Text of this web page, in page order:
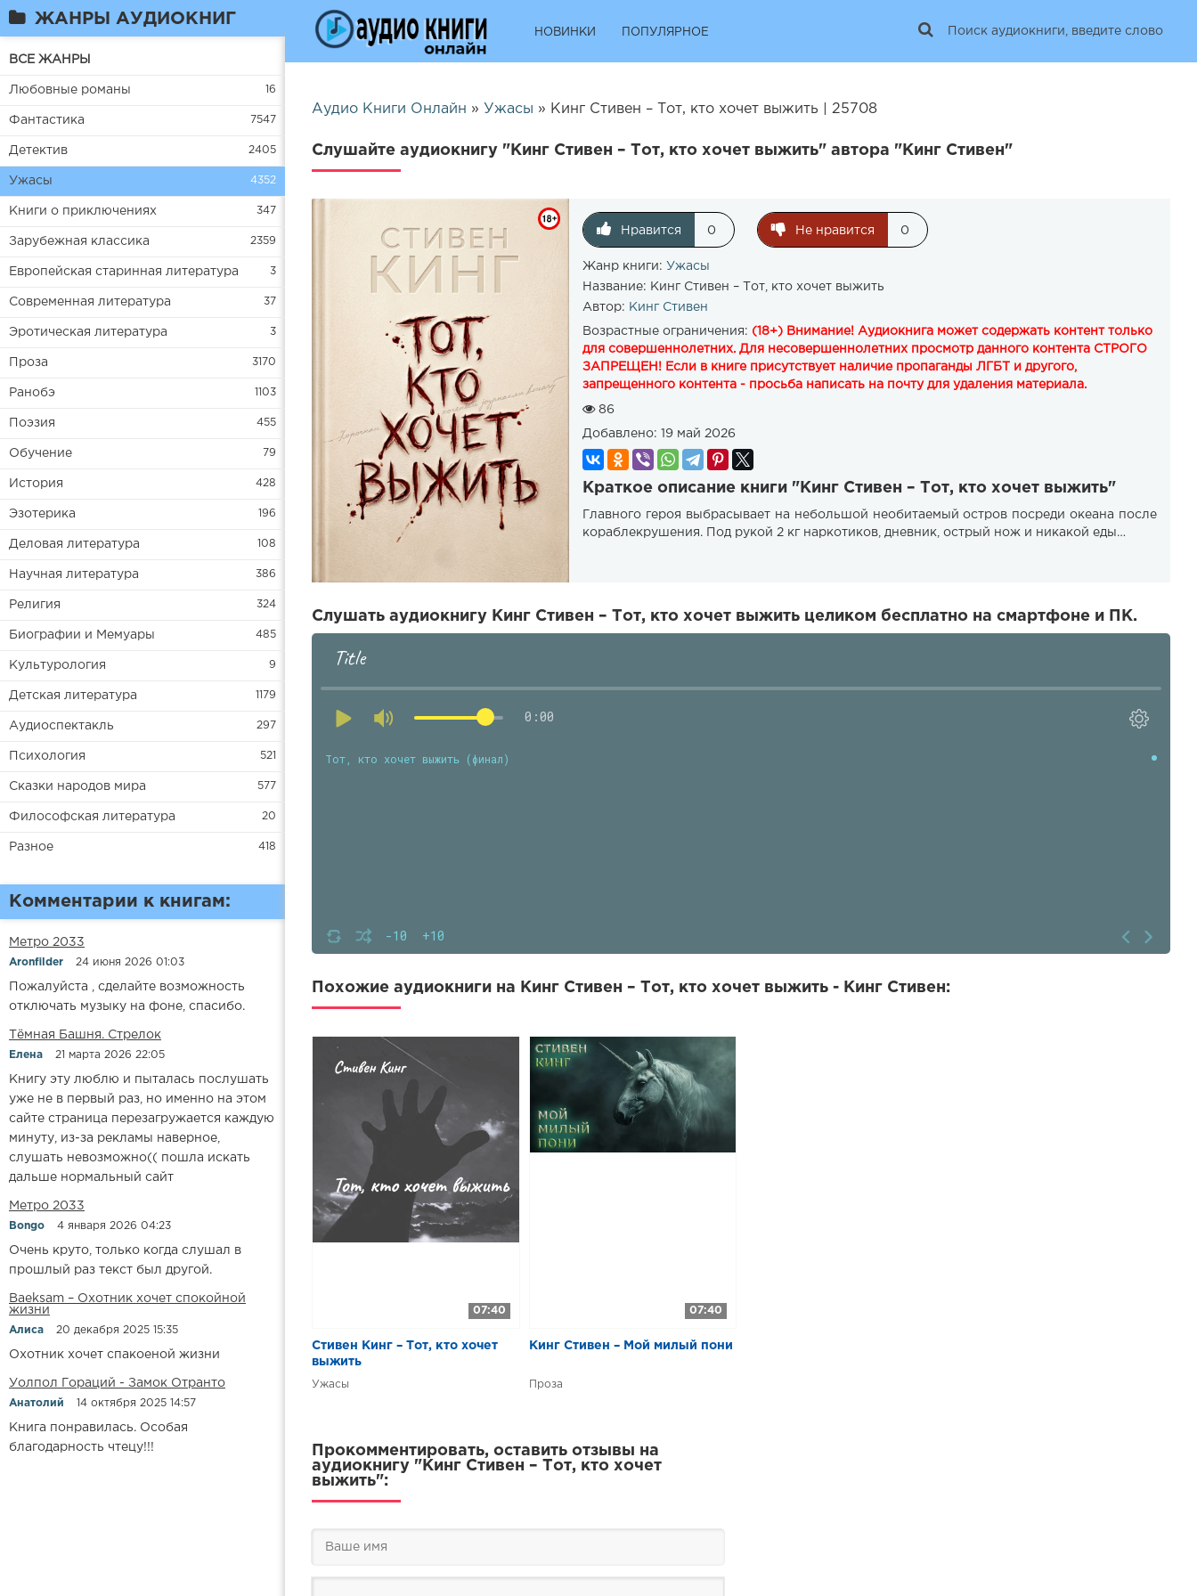
ЖАНРЫ АУДИОКНИГ
ВСЕ ЖАНРЫ
Любовные романы 16
Фантастика 7547
Детектив 2405
Ужасы 4352
Книги о приключениях 347
Зарубежная классика 2359
Европейская старинная литература 3
Современная литература 37
Эротическая литература 3
Проза 3170
Ранобэ 1103
Поэзия 455
Обучение 79
История 428
Эзотерика 196
Деловая литература 108
Научная литература 386
Религия 324
Биографии и Мемуары 485
Культурология 9
Детская литература 1179
Аудиоспектакль 297
Психология 521
Сказки народов мира 577
Философская литература 20
Разное 418
Комментарии к книгам:
Метро 2033
Aronfilder 24 июня 2026 01:03
Пожалуйста , сделайте возможность
отключать музыку на фоне, спасибо.
​​Тёмная Башня. Стрелок
Елена 21 марта 2026 22:05
Книгу эту люблю и пыталась послушать
уже не в первый раз, но именно на этом
сайте страница перезагружается каждую
минуту, из-за рекламы наверное,
слушать невозможно(( пошла искать
дальше нормальный сайт
Метро 2033
Bongo 4 января 2026 04:23
Очень круто, только когда слушал в
прошлый раз текст был другой.
Baeksam – Охотник хочет спокойной
жизни
Алиса 20 декабря 2025 15:35
Охотник хочет спакоеной жизни
Уолпол Гораций - Замок Отранто
Анатолий 14 октября 2025 14:57
Книга понравилась. Особая
благодарность чтецу!!!
НОВИНКИ ПОПУЛЯРНОЕ
Аудио Книги Онлайн » Ужасы » Кинг Стивен – Тот, кто хочет выжить | 25708
Слушайте аудиокнигу "Кинг Стивен – Тот, кто хочет выжить" автора "Кинг Стивен"
Нравится 0 Не нравится 0
Жанр книги: Ужасы
Название: Кинг Стивен – Тот, кто хочет выжить
Автор: Кинг Стивен
Возрастные ограничения: (18+) Внимание! Аудиокнига может содержать контент только
для совершеннолетних. Для несовершеннолетних просмотр данного контента СТРОГО
ЗАПРЕЩЕН! Если в книге присутствует наличие пропаганды ЛГБТ и другого,
запрещенного контента - просьба написать на почту для удаления материала.
86
Добавлено: 19 май 2026
Краткое описание книги "Кинг Стивен – Тот, кто хочет выжить"
Главного героя выбрасывает на небольшой необитаемый остров посреди океана после
кораблекрушения. Под рукой 2 кг наркотиков, дневник, острый нож и никакой еды…
Слушать аудиокнигу Кинг Стивен – Тот, кто хочет выжить целиком бесплатно на смартфоне и ПК.
Title
0:00
-10 +10
Тот, кто хочет выжить (финал)
Похожие аудиокниги на Кинг Стивен – Тот, кто хочет выжить - Кинг Стивен:
07:40
Стивен Кинг – Тот, кто хочет
выжить
Ужасы
07:40
Кинг Стивен – Мой милый пони
Проза
Прокомментировать, оставить отзывы на
аудиокнигу "Кинг Стивен – Тот, кто хочет
выжить":